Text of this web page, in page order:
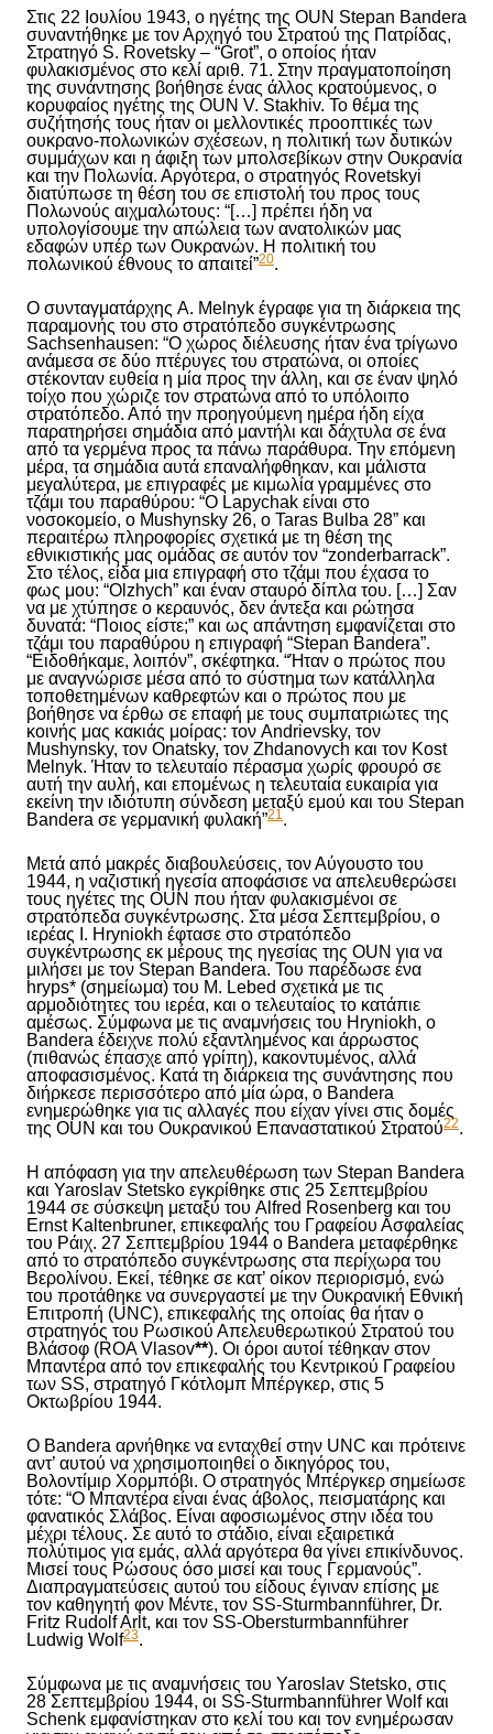
Στις 22 Ιουλίου 1943, ο ηγέτης της OUN Stepan Bandera
συναντήθηκε με τον Αρχηγό του Στρατού της Πατρίδας,
Στρατηγό S. Rovetsky – “Grot”, ο οποίος ήταν
φυλακισμένος στο κελί αριθ. 71. Στην πραγματοποίηση
της συνάντησης βοήθησε ένας άλλος κρατούμενος, ο
κορυφαίος ηγέτης της OUN V. Stakhiv. Το θέμα της
συζήτησής τους ήταν οι μελλοντικές προοπτικές των
ουκρανο-πολωνικών σχέσεων, η πολιτική των δυτικών
συμμάχων και η άφιξη των μπολσεβίκων στην Ουκρανία
και την Πολωνία. Αργότερα, ο στρατηγός Rovetskyi
διατύπωσε τη θέση του σε επιστολή του προς τους
Πολωνούς αιχμαλώτους: “[…] πρέπει ήδη να
υπολογίσουμε την απώλεια των ανατολικών μας
εδαφών υπέρ των Ουκρανών. Η πολιτική του
πολωνικού έθνους το απαιτεί”20.
Ο συνταγματάρχης A. Melnyk έγραφε για τη διάρκεια της
παραμονής του στο στρατόπεδο συγκέντρωσης
Sachsenhausen: “Ο χώρος διέλευσης ήταν ένα τρίγωνο
ανάμεσα σε δύο πτέρυγες του στρατώνα, οι οποίες
στέκονταν ευθεία η μία προς την άλλη, και σε έναν ψηλό
τοίχο που χώριζε τον στρατώνα από το υπόλοιπο
στρατόπεδο. Από την προηγούμενη ημέρα ήδη είχα
παρατηρήσει σημάδια από μαντήλι και δάχτυλα σε ένα
από τα γερμένα προς τα πάνω παράθυρα. Την επόμενη
μέρα, τα σημάδια αυτά επαναλήφθηκαν, και μάλιστα
μεγαλύτερα, με επιγραφές με κιμωλία γραμμένες στο
τζάμι του παραθύρου: “Ο Lapychak είναι στο
νοσοκομείο, ο Mushynsky 26, ο Taras Bulba 28” και
περαιτέρω πληροφορίες σχετικά με τη θέση της
εθνικιστικής μας ομάδας σε αυτόν τον “zonderbarrack”.
Στο τέλος, είδα μια επιγραφή στο τζάμι που έχασα το
φως μου: “Olzhych” και έναν σταυρό δίπλα του. […] Σαν
να με χτύπησε ο κεραυνός, δεν άντεξα και ρώτησα
δυνατά: “Ποιος είστε;” και ως απάντηση εμφανίζεται στο
τζάμι του παραθύρου η επιγραφή “Stepan Bandera”.
“Ειδοθήκαμε, λοιπόν”, σκέφτηκα. “Ήταν ο πρώτος που
με αναγνώρισε μέσα από το σύστημα των κατάλληλα
τοποθετημένων καθρεφτών και ο πρώτος που με
βοήθησε να έρθω σε επαφή με τους συμπατριώτες της
κοινής μας κακιάς μοίρας: τον Andrievsky, τον
Mushynsky, τον Onatsky, τον Zhdanovych και τον Kost
Melnyk. Ήταν το τελευταίο πέρασμα χωρίς φρουρό σε
αυτή την αυλή, και επομένως η τελευταία ευκαιρία για
εκείνη την ιδιότυπη σύνδεση μεταξύ εμού και του Stepan
Bandera σε γερμανική φυλακή”21 .
Μετά από μακρές διαβουλεύσεις, τον Αύγουστο του
1944, η ναζιστική ηγεσία αποφάσισε να απελευθερώσει
τους ηγέτες της OUN που ήταν φυλακισμένοι σε
στρατόπεδα συγκέντρωσης. Στα μέσα Σεπτεμβρίου, ο
ιερέας I. Hryniokh έφτασε στο στρατόπεδο
συγκέντρωσης εκ μέρους της ηγεσίας της OUN για να
μιλήσει με τον Stepan Bandera. Του παρέδωσε ένα
hryps* (σημείωμα) του Μ. Lebed σχετικά με τις
αρμοδιότητες του ιερέα, και ο τελευταίος το κατάπιε
αμέσως. Σύμφωνα με τις αναμνήσεις του Hryniokh, ο
Bandera έδειχνε πολύ εξαντλημένος και άρρωστος
(πιθανώς έπασχε από γρίπη), κακοντυμένος, αλλά
αποφασισμένος. Κατά τη διάρκεια της συνάντησης που
διήρκεσε περισσότερο από μία ώρα, ο Bandera
ενημερώθηκε για τις αλλαγές που είχαν γίνει στις δομές
της OUN και του Ουκρανικού Επαναστατικού Στρατού22.
Η απόφαση για την απελευθέρωση των Stepan Bandera
και Yaroslav Stetsko εγκρίθηκε στις 25 Σεπτεμβρίου
1944 σε σύσκεψη μεταξύ του Alfred Rosenberg και του
Ernst Kaltenbruner, επικεφαλής του Γραφείου Ασφαλείας
του Ράιχ. 27 Σεπτεμβρίου 1944 ο Bandera μεταφέρθηκε
από το στρατόπεδο συγκέντρωσης στα περίχωρα του
Βερολίνου. Εκεί, τέθηκε σε κατ’ οίκον περιορισμό, ενώ
του προτάθηκε να συνεργαστεί με την Ουκρανική Εθνική
Επιτροπή (UNC), επικεφαλής της οποίας θα ήταν ο
στρατηγός του Ρωσικού Απελευθερωτικού Στρατού του
Βλάσοφ (ROA Vlasov**). Οι όροι αυτοί τέθηκαν στον
Μπαντέρα από τον επικεφαλής του Κεντρικού Γραφείου
των SS, στρατηγό Γκότλομπ Μπέργκερ, στις 5
Οκτωβρίου 1944.
Ο Bandera αρνήθηκε να ενταχθεί στην UNC και πρότεινε
αντ’ αυτού να χρησιμοποιηθεί ο δικηγόρος του,
Βολοντίμιρ Χορμπόβι. Ο στρατηγός Μπέργκερ σημείωσε
τότε: “Ο Μπαντέρα είναι ένας άβολος, πεισματάρης και
φανατικός Σλάβος. Είναι αφοσιωμένος στην ιδέα του
μέχρι τέλους. Σε αυτό το στάδιο, είναι εξαιρετικά
πολύτιμος για εμάς, αλλά αργότερα θα γίνει επικίνδυνος.
Μισεί τους Ρώσους όσο μισεί και τους Γερμανούς”.
Διαπραγματεύσεις αυτού του είδους έγιναν επίσης με
τον καθηγητή φον Μέντε, τον SS-Sturmbannführer, Dr.
Fritz Rudolf Arlt, και τον SS-Obersturmbannführer
Ludwig Wolf23.
Σύμφωνα με τις αναμνήσεις του Yaroslav Stetsko, στις
28 Σεπτεμβρίου 1944, οι SS-Sturmbannführer Wolf και
Schenk εμφανίστηκαν στο κελί του και τον ενημέρωσαν